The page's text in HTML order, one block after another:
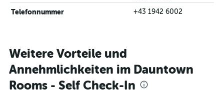
Telefonnummer +43 1942 6002
Weitere Vorteile und
Annehmlichkeiten im Dauntown
Rooms - Self Check-In